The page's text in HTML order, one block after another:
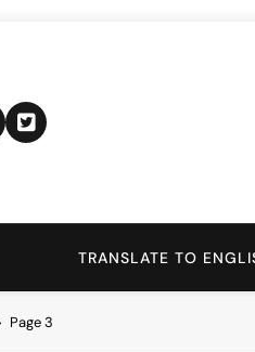
TRANSLATE TO
Page 3